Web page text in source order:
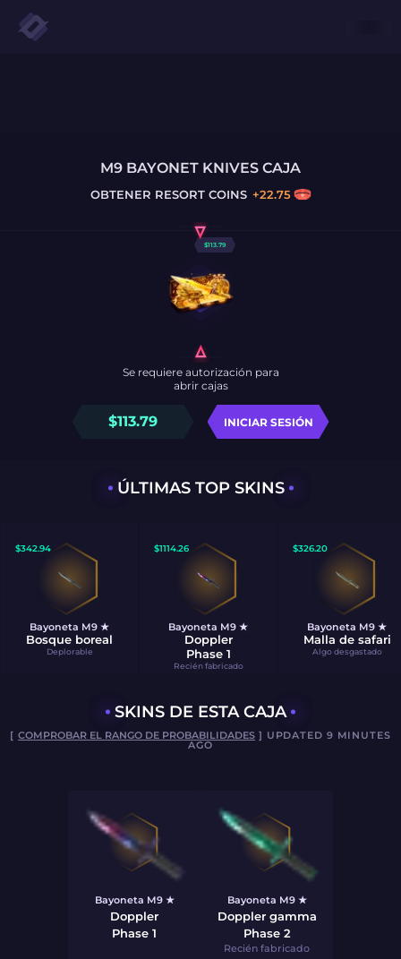
M9 BAYONET KNIVES CAJA
OBTENER RESORT COINS +22.75
$113.79
$113.79 INICIAR SESIÓN
Se requiere autorización para
abrir cajas
ÚLTIMAS TOP SKINS
$342.94
Bayoneta M9 ★
Bosque boreal
Deplorable
$1114.26
Bayoneta M9 ★
Doppler
Phase 1
Recién fabricado
$326.20
Bayoneta M9 ★
Malla de safari
Algo desgastado
SKINS DE ESTA CAJA
[COMPROBAR EL RANGO DE PROBABILIDADES ] UPDATED 9 MINUTES
AGO
Bayoneta M9 ★
Doppler
Phase 1
Bayoneta M9 ★
Doppler gamma
Phase 2
Recién fabricado